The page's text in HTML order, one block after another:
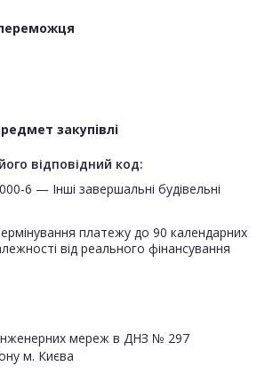
закупівлі
відповідний код:
6 — Інші завершальні будівельні
платежу до 90 календарних
від реального фінансування
мереж в ДНЗ № 297
м. Києва